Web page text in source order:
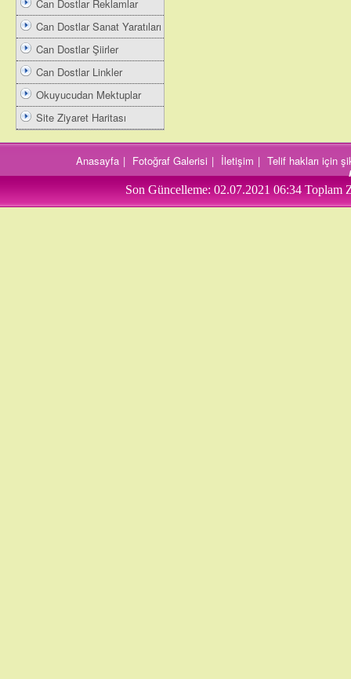
Can Dostlar Reklamlar
Can Dostlar Sanat Yaratıları
Can Dostlar Şiirler
Can Dostlar Linkler
Okuyucudan Mektuplar
Site Ziyaret Haritası
Anasayfa | Fotoğraf Galerisi | İletişim | Telif hakları için
Son Güncelleme: 02.07.2021 06:34 Toplam